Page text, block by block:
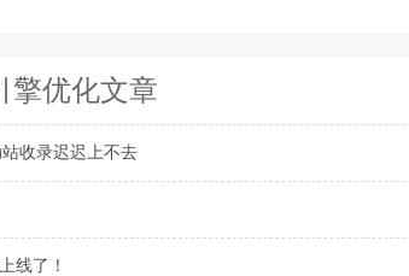
擎优化文章
收录迟迟上不去
线了！